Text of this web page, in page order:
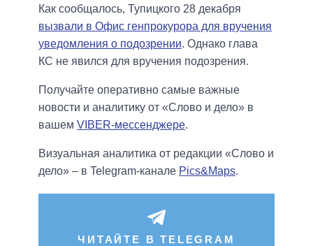
Как сообщалось, Тупицкого 28 декабря
вызвали в Офис генпрокурора для вручения
уведомления о подозрении. Однако глава
КС не явился для вручения подозрения.
Получайте оперативно самые важные
новости и аналитику от «Слово и дело» в
вашем VIBER-мессенджере.
Визуальная аналитика от редакции «Слово и
дело» – в Telegram-канале Pics&Maps.
ЧИТАЙТЕ В TELEGRAM